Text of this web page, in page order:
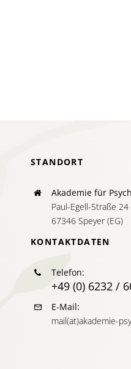
STANDORT
Akademie für
Paul-Egell-Straße
67346 Speyer (EG)
KONTAKTDATEN
Telefon:
+49 (0) 6232 /
E-Mail:
mail(at)akademie-